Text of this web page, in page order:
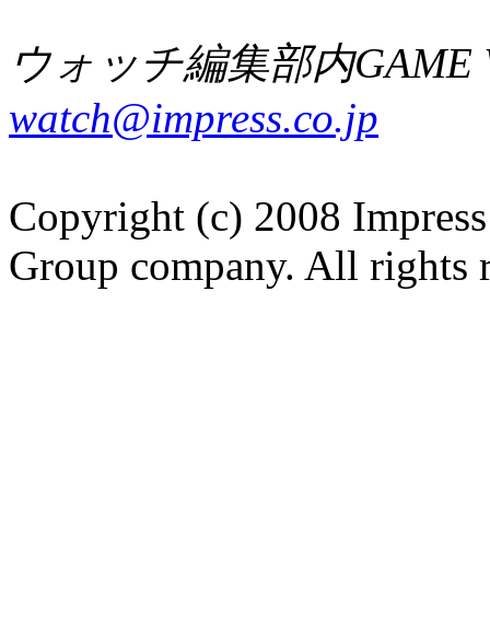
ウォッチ編集部内GAME
watch@impress.co.jp
Copyright (c) 2008
Group company. All rights